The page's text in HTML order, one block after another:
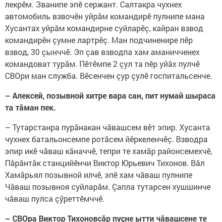
лекрӗм. Званипе эпӗ сержант. Салтакра чухнех
автомобиль взвочӗн уйрăм командирӗ пулнипе мана
Хусантах уйрăм командирне суйларӗç, кайран взвод
командирӗн çумне лартрӗç. Ман подчиненире пӗр
взвод, 30 çынччӗ. Эп çав взводпа хам аманичченех
командоват турăм. Пӗтӗмпе 2 çул та пӗр уйăх пулчӗ
СВОри ман служба. Вӗсенчен çур çулӗ госпитальсенче.
– Алексей, позывной хитре вара сан, пит нумай шыраса
та тăман пек.
– Тутарстанра пурăнакан чăвашсем вӗт эпир. Хусанта
чухнех батальонсемпе ротăсем йӗркеленчӗç. Взводра
эпир икӗ чăваш кăначчӗ, тепри те хамăр районсемехчӗ,
Пăрăнтăк станцийӗнчи Виктор Юрьевич Тихонов. Вăл
Хамăрьял позывной илчӗ, эпӗ хам чăваш пулнипе
Чăваш позывноя суйларăм. Çапла тутарсен хушшинче
чăваш пулса çӳреттӗмччӗ.
– СВОра Виктор Тихоновсăр пуçне ытти чăвашсене те